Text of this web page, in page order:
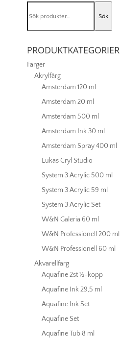
Mint
mängd
efter:
Sök
PRODUKTKATEGORIER
Färger
Akrylfärg
Amsterdam 120 ml
Amsterdam 20 ml
Amsterdam 500 ml
Amsterdam Ink 30 ml
Amsterdam Spray 400 ml
Lukas Cryl Studio
System 3 Acrylic 500 ml
System 3 Acrylic 59 ml
System 3 Acrylic Set
W&N Galeria 60 ml
W&N Professionell 200 ml
W&N Professionell 60 ml
Akvarellfärg
Aquafine 2st ½-kopp
Aquafine Ink 29,5 ml
Aquafine Ink Set
Aquafine Set
Aquafine Tub 8 ml